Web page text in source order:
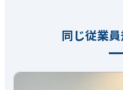
同じ従業